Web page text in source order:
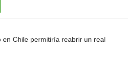
en Chile permitiría reabrir un real